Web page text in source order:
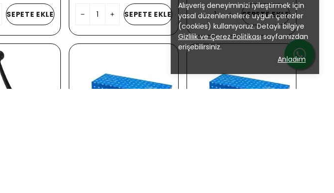
Alışveriş deneyiminizi iyileştirmek için
yasal düzenlemelere uygun çerezler
(cookies) kullanıyoruz. Detaylı bilgiye
Gizlilik ve Çerez Politikasısayfamızdan
erişebilirsiniz.
Anladım
SEPETE EKLE SEPETE EKLE SEPETE EKLE